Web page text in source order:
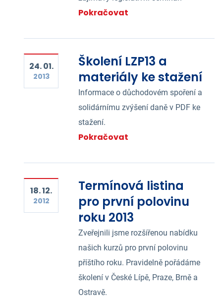
Pokračovat
24. 01.
2013
Školení LZP13 a
materiály ke stažení
Informace o důchodovém spoření a
solidárnímu zvýšení daně v PDF ke
stažení.
Pokračovat
18. 12.
2012
Termínová listina
pro první polovinu
roku 2013
Zveřejnili jsme rozšířenou nabídku
našich kurzů pro první polovinu
příštího roku. Pravidelně pořádáme
školení v České Lípě, Praze, Brně a
Ostravě.